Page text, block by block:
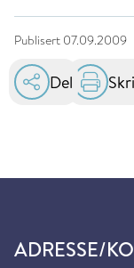
Publisert 07.09.2009
Del
ADRESSE/